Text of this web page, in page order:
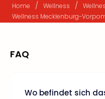
Home / Wellness /
Wellness Mecklenburg-
FAQ
Wo befindet sich